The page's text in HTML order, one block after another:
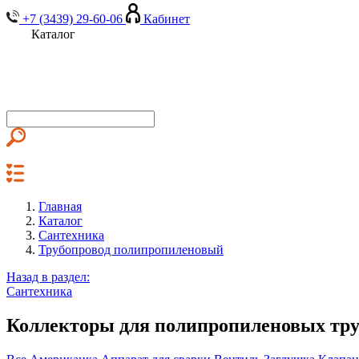
+7 (3439) 29-60-06
Кабинет
Каталог
Главная
Каталог
Сантехника
Трубопровод полипропиленовый
Назад в раздел:
Сантехника
Коллекторы для полипропиленовых